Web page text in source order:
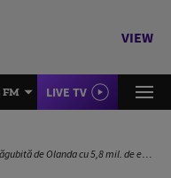
VIEW
FM LIVE TV
de euro, dacă piesele furate din tezaur nu sunt găsite. Muzeul Drents nu va plăti nimic